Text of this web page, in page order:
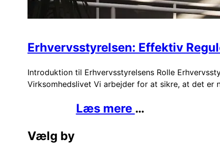
Erhvervsstyrelsen: Effektiv
Introduktion til Erhvervsstyrelsens Rolle
Virksomhedslivet Vi arbejder for at sikre, at det er
Læs mere …
Vælg by